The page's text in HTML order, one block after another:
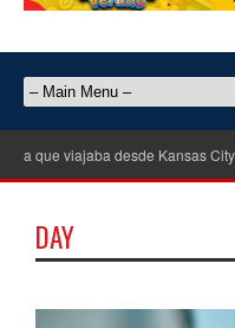
que viajaba desde Kansas City
DAY